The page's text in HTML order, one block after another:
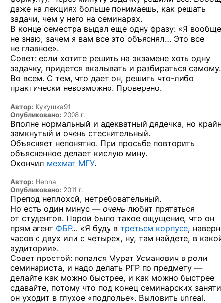
даже на лекциях больше понимаешь, как решать
задачи, чем у него на семинарах.
В конце семестра выдал еще одну фразу: «Я вообще
не знаю, зачем я вам все это объяснял… Это все
не главное».
Совет: если хотите решить на экзамене хоть одну
задачку, придется вкалывать и разбираться самому.
Во всем. С тем, что дает он, решить что-либо
практически невозможно. Проверено.
Автор: Кукушка91
Опубликовано: 2008 г.
Вполне нормальный и адекватный дядечка, но
замкнутый и очень стеснительный.
Объясняет непонятно. При просьбе повторить
объясненное делает кислую мину.
Окончил мехмат МГУ.
Автор: Henna
Опубликовано: 2011 г.
Препод неплохой, нетребовательный.
Но есть один минус — очень любит прятаться
от студентов. Порой было такое ощущение, что он
прям агент ФБР… «Я буду в третьем корпусе,
часов с двух или с четырех, ну, там найдете, в
аудитории».
Совет простой: попался Мурат Усманович в роли
семинариста, и надо делать РГР по предмету —
делайте как можно быстрее, и как можно быстрее
сдавайте, потому что под конец семинарских
он уходит в глухое «подполье». Выловить unreal.